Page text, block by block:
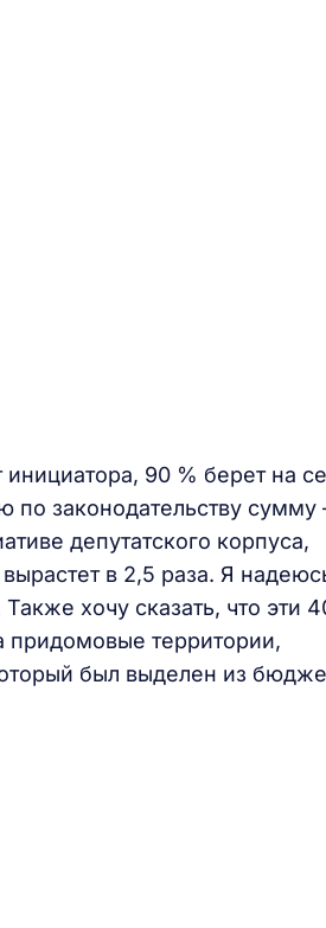
90 % берет на
законодательству сумму
депутатского корпуса,
в 2,5 раза. Я
хочу сказать, что эти
придомовые территории,
был выделен из